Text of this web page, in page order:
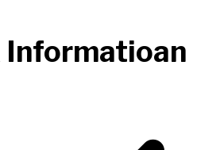
Informatioan